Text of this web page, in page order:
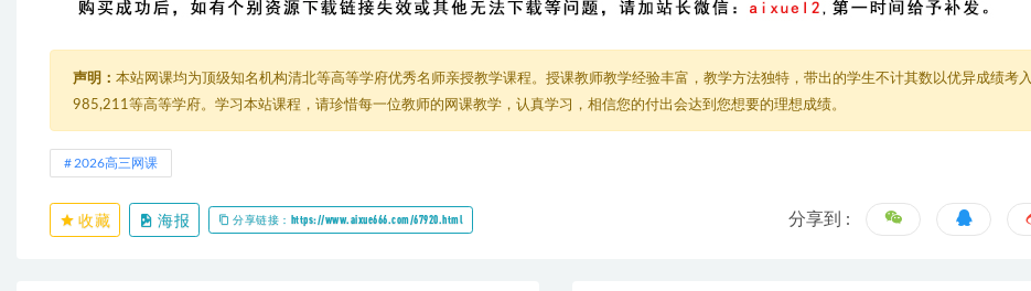
声明： 本站网课均为顶级知名机构清北等高等学府优秀名师亲授教学课程。授课教师教学经验丰富，教学方法独特，带出的学生不计其数以优异成绩考入
985,211等高等学府。学习本站课程，请珍惜每一位教师的网课教学，认真学习，相信您的付出会达到您想要的理想成绩。
2026高三网课
收藏 海报 分享链接：https://www.aixue666.com/67920.html 分享到 :